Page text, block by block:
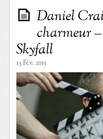
Daniel
charmeur
Skyfall
13 Fév. 2015